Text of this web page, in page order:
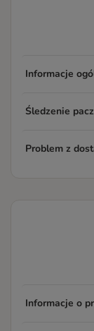
Informacje
Śledzenie
Problem z
Informacje o